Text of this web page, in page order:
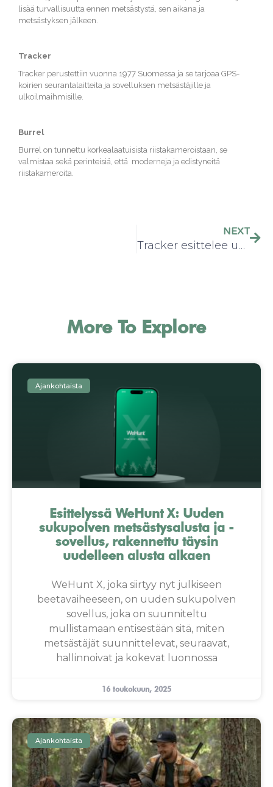
lisää turvallisuutta ennen metsästystä, sen aikana ja
metsästyksen jälkeen.
Tracker
Tracker perustettiin vuonna 1977 Suomessa ja se tarjoaa GPS-
koirien seurantalaitteita ja sovelluksen metsästäjille ja
ulkoilmaihmisille.
Burrel
Burrel on tunnettu korkealaatuisista riistakameroistaan, se
valmistaa sekä perinteisiä, että moderneja ja edistyneitä
riistakameroita.
NEXT
Tracker esittelee uusimman innovaationsa, koirien seurantalaitteen joka on suunniteltu niin, että se on miellyttävä koirallesi ja johon sinä voit luottaa – Tracker Luna.
More To Explore
Ajankohtaista
Esittelyssä WeHunt X: Uuden
sukupolven metsästysalusta ja -
sovellus, rakennettu täysin
uudelleen alusta alkaen
WeHunt X, joka siirtyy nyt julkiseen
beetavaiheeseen, on uuden sukupolven
sovellus, joka on suunniteltu
mullistamaan entisestään sitä, miten
metsästäjät suunnittelevat, seuraavat,
hallinnoivat ja kokevat luonnossa
16 toukokuun, 2025
Ajankohtaista